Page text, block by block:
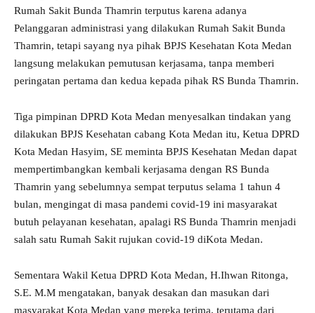
Rumah Sakit Bunda Thamrin terputus karena adanya
Pelanggaran administrasi yang dilakukan Rumah Sakit Bunda
Thamrin, tetapi sayang nya pihak BPJS Kesehatan Kota Medan
langsung melakukan pemutusan kerjasama, tanpa memberi
peringatan pertama dan kedua kepada pihak RS Bunda Thamrin.
Tiga pimpinan DPRD Kota Medan menyesalkan tindakan yang
dilakukan BPJS Kesehatan cabang Kota Medan itu, Ketua DPRD
Kota Medan Hasyim, SE meminta BPJS Kesehatan Medan dapat
mempertimbangkan kembali kerjasama dengan RS Bunda
Thamrin yang sebelumnya sempat terputus selama 1 tahun 4
bulan, mengingat di masa pandemi covid-19 ini masyarakat
butuh pelayanan kesehatan, apalagi RS Bunda Thamrin menjadi
salah satu Rumah Sakit rujukan covid-19 diKota Medan.
Sementara Wakil Ketua DPRD Kota Medan, H.Ihwan Ritonga,
S.E. M.M mengatakan, banyak desakan dan masukan dari
masyarakat Kota Medan yang mereka terima, terutama dari